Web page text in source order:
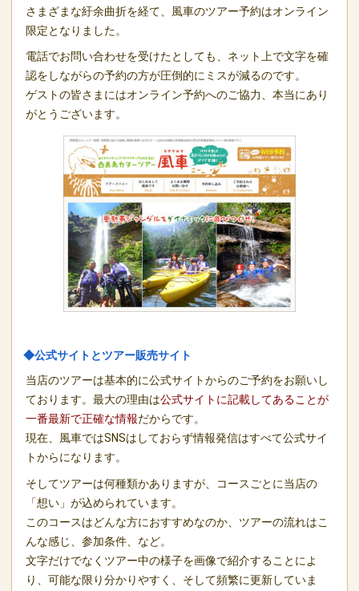
さまざまな紆余曲折を経て、風車のツアー予約はオンライン
限定となりました。
電話でお問い合わせを受けたとしても、ネット上で文字を確
認をしながらの予約の方が圧倒的にミスが減るのです。
ゲストの皆さまにはオンライン予約へのご協力、本当にあり
がとうございます。
◆公式サイトとツアー販売サイト
当店のツアーは基本的に公式サイトからのご予約をお願いし
ております。最大の理由は公式サイトに記載してあることが
一番最新で正確な情報だからです。
現在、風車ではSNSはしておらず情報発信はすべて公式サイ
トからになります。
そしてツアーは何種類かありますが、コースごとに当店の
「想い」が込められています。
このコースはどんな方におすすめなのか、ツアーの流れはこ
んな感じ、参加条件、など。
文字だけでなくツアー中の様子を画像で紹介することによ
り、可能な限り分かりやすく、そして頻繁に更新していま